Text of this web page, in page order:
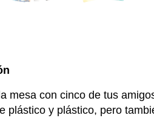
mesa con cinco de tus
plástico y plástico, pero